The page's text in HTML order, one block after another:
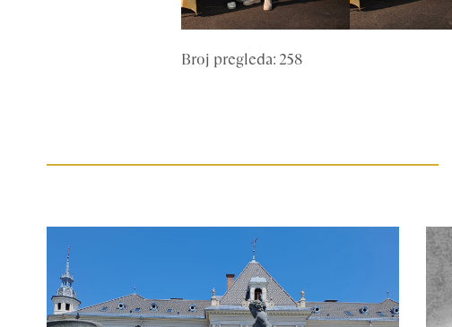
Broj pregleda: 258